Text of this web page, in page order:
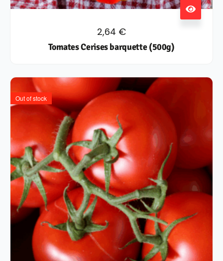
2,64 €
Tomates Cerises barquette (500g)
Out of stock